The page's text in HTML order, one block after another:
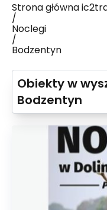
Strona główna
/
Noclegi
/
Bodzentyn
Obiekty w
Bodzentyn